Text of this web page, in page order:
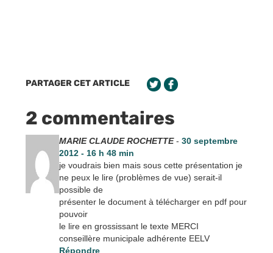
PARTAGER CET ARTICLE
2 commentaires
MARIE CLAUDE ROCHETTE- 30 septembre
2012 - 16 h 48 min
je voudrais bien mais sous cette présentation je
ne peux le lire (problèmes de vue) serait-il
possible de
présenter le document à télécharger en pdf pour
pouvoir
le lire en grossissant le texte MERCI
conseillère municipale adhérente EELV
Répondre